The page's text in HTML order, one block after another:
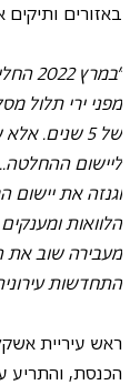
באזורים ותיקים
של 5 שנים.
ליישום
וגנזה את יישום
הלוואות
מעבירה שוב את
התחדשות
ראש עיריית
הכנסת, והתריע